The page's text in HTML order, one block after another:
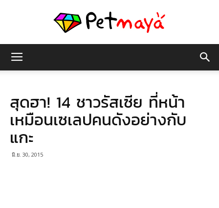
มายา
สุดฮา! 14 ชาวรัสเซีย ที่หน้า
เหมือนเซเลปคนดังอย่างกับ
แกะ
มิ.ย. 30, 2015